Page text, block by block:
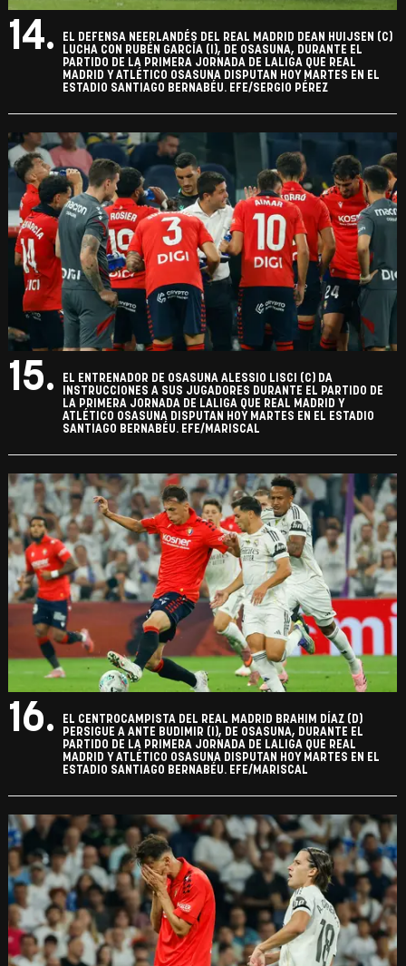
14.
EL DEFENSA NEERLANDÉS DEL REAL MADRID DEAN HUIJSEN (C)
LUCHA CON RUBÉN GARCÍA (I), DE OSASUNA, DURANTE EL
PARTIDO DE LA PRIMERA JORNADA DE LALIGA QUE REAL
MADRID Y ATLÉTICO OSASUNA DISPUTAN HOY MARTES EN EL
ESTADIO SANTIAGO BERNABÉU. EFE/SERGIO PÉREZ
15.
EL ENTRENADOR DE OSASUNA ALESSIO LISCI (C) DA
INSTRUCCIONES A SUS JUGADORES DURANTE EL PARTIDO DE
LA PRIMERA JORNADA DE LALIGA QUE REAL MADRID Y
ATLÉTICO OSASUNA DISPUTAN HOY MARTES EN EL ESTADIO
SANTIAGO BERNABÉU. EFE/MARISCAL
16.
EL CENTROCAMPISTA DEL REAL MADRID BRAHIM DÍAZ (D)
PERSIGUE A ANTE BUDIMIR (I), DE OSASUNA, DURANTE EL
PARTIDO DE LA PRIMERA JORNADA DE LALIGA QUE REAL
MADRID Y ATLÉTICO OSASUNA DISPUTAN HOY MARTES EN EL
ESTADIO SANTIAGO BERNABÉU. EFE/MARISCAL